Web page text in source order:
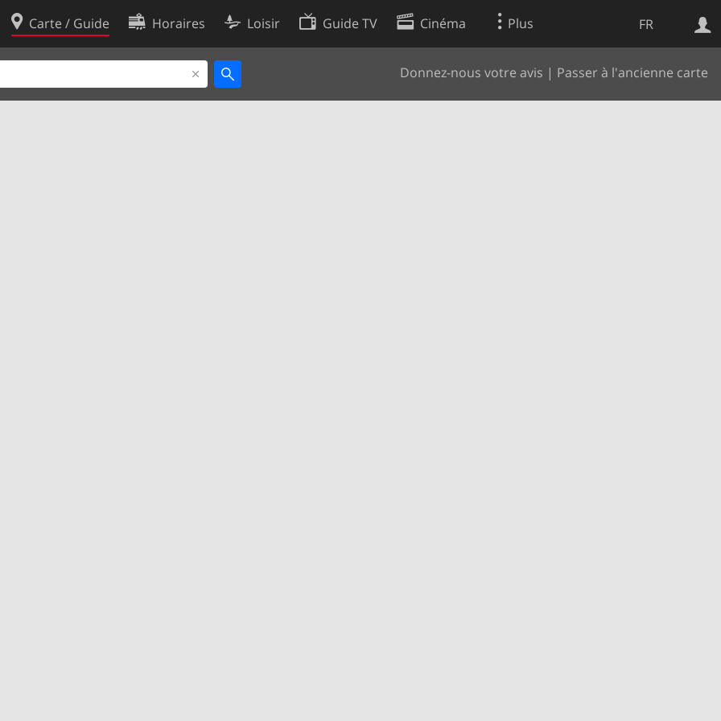
FR
Carte / Guide Horaires Loisir Guide TV Cinéma Plus
Donnez-nous votre avis | Passer à l'ancienne carte
Web
Politique en matière de cookies
Préférences de cookies